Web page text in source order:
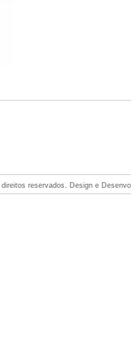
reservados. Design e